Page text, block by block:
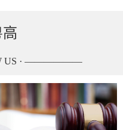
US · ——————